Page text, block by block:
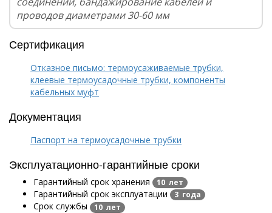
проводов диаметрами 30-60 мм
Сертификация
Отказное письмо: термоусаживаемые трубки,
клеевые термоусадочные трубки, компоненты
кабельных муфт
Документация
Паспорт на термоусадочные трубки
Эксплуатационно-гарантийные сроки
Гарантийный срок хранения 10 лет
Гарантийный срок эксплуатации 3 года
Срок службы 10 лет